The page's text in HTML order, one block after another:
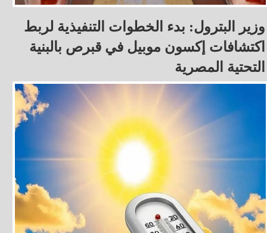
وزير البترول: بدء الخطوات التنفيذية لربط
اكتشافات إكسون موبيل في قبرص بالبنية
التحتية المصرية